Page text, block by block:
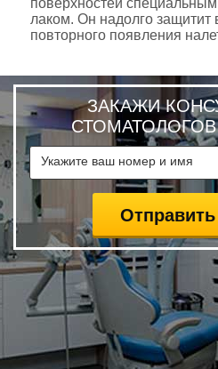
поверхностей
лаком. Он надолго защитит
повторного появления
ЗАКАЖИ